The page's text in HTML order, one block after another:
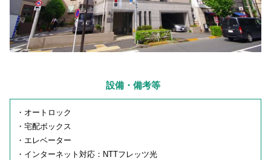
設備・備考等
・オートロック
・宅配ボックス
・エレベーター
・インターネット対応：NTTフレッツ光